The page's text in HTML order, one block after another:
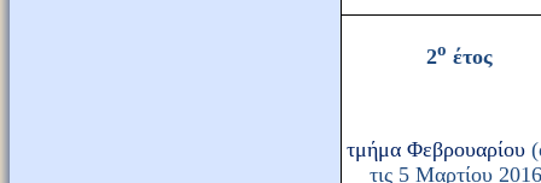
2ο έτος
τμήμα Φεβρουαρίου
τις 5 Μαρτίου